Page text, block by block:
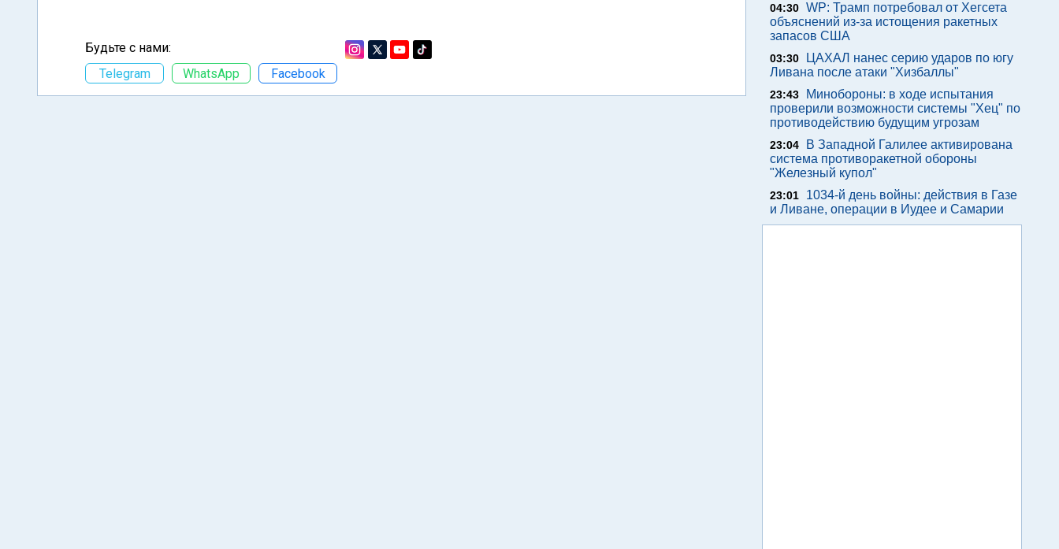
Будьте с нами:
Telegram
WhatsApp Facebook
04:30 WP: Трамп потребовал от Хегсета
объяснений из-за истощения ракетных
запасов США
03:30
ЦАХАЛ нанес серию ударов по югу
Ливана после атаки "Хизбаллы"
23:43
Минобороны: в ходе испытания
проверили возможности системы "Хец" по
противодействию будущим угрозам
23:04
В Западной Галилее активирована
система противоракетной обороны
"Железный купол"
23:01
1034-й день войны: действия в Газе
и Ливане, операции в Иудее и Самарии